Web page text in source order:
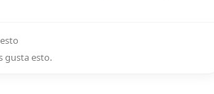
gusta esto.